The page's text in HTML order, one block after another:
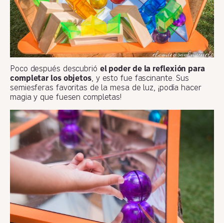
Poco después descubrió el poder de la reflexión para
completar los objetos, y esto fue fascinante. Sus
semiesferas favoritas de la mesa de luz, ¡podía hacer
magia y que fuesen completas!